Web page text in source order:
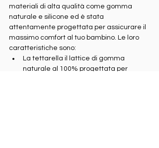
materiali di alta qualità come gomma
naturale e silicone ed è stata
attentamente progettata per assicurare il
massimo comfort al tuo bambino. Le loro
caratteristiche sono:
La tettarella il lattice di gomma
naturale al 100% progettata per